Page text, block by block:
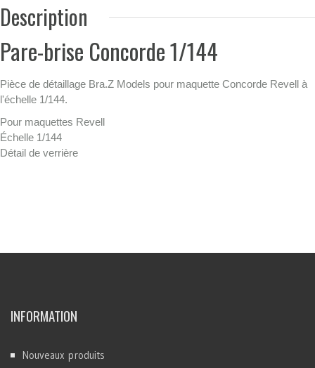
Description
Pare-brise Concorde 1/144
Pièce de détaillage Bra.Z Models pour maquette Concorde Revell à
l'échelle 1/144.
Pour maquettes Revell
Échelle 1/144
Détail de verrière
INFORMATION
Nouveaux produits